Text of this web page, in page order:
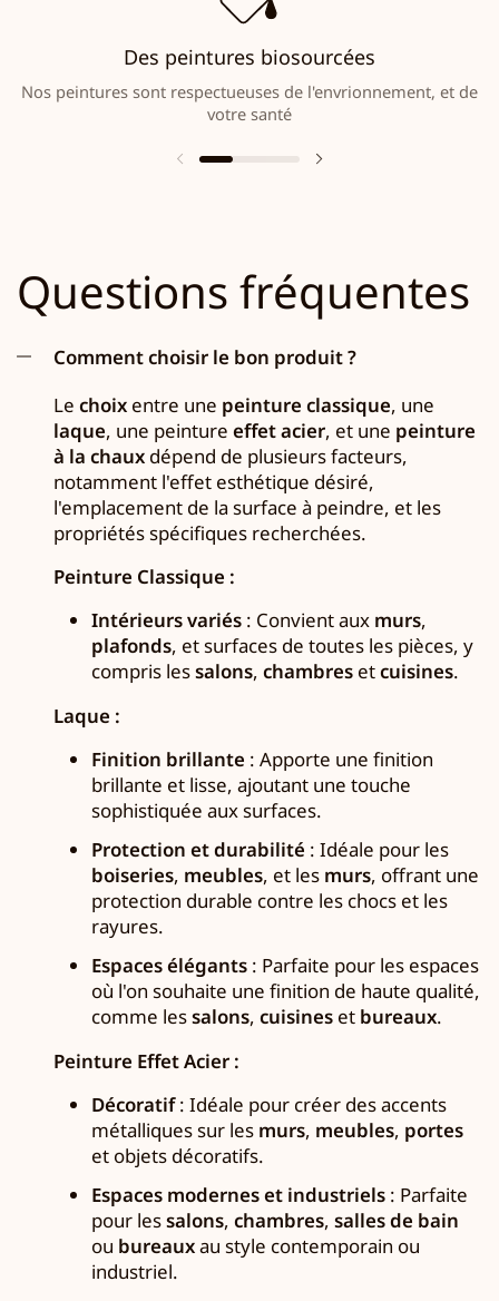
Des peintures biosourcées
Nos peintures sont respectueuses de l'envrionnement, et de
votre santé
Questions fréquentes
Comment choisir le bon produit ?
Le choix entre une peinture classique, une
laque, une peinture effet acier, et une peinture
à la chaux dépend de plusieurs facteurs,
notamment l'effet esthétique désiré,
l'emplacement de la surface à peindre, et les
propriétés spécifiques recherchées.
Peinture Classique :
Intérieurs variés: Convient aux murs,
plafonds, et surfaces de toutes les pièces, y
compris lessalons, chambresetcuisines.
Laque :
Finition brillante : Apporte une finition
brillante et lisse, ajoutant une touche
sophistiquée aux surfaces.
Protection et durabilité : Idéale pour les
boiseries, meubles, et les murs, offrant une
protection durable contre les chocs et les
rayures.
Espaces élégants: Parfaite pour les espaces
où l'on souhaite une finition de haute qualité,
comme lessalons, cuisineset bureaux.
Peinture Effet Acier :
Décoratif: Idéale pour créer des accents
métalliques sur les murs, meubles, portes
et objets décoratifs.
Espaces modernes et industriels: Parfaite
pour lessalons, chambres, salles de bain
ou bureauxau style contemporain ou
industriel.